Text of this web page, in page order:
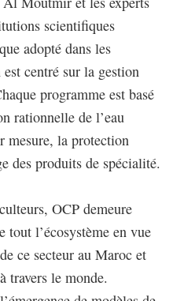
scientifiques
adopté dans les
centré sur la gestion
programme est basé
rationnelle de l’eau
mesure, la protection
des produits de spécialité.
OCP demeure
tout l’écosystème en vue
ce secteur au Maroc et
travers le monde.